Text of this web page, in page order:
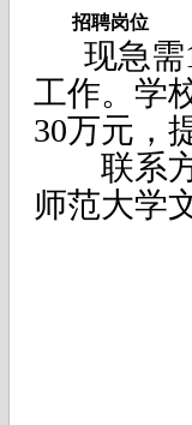
招聘岗位
现急需
工作。学
30万元，
联系方
师范大